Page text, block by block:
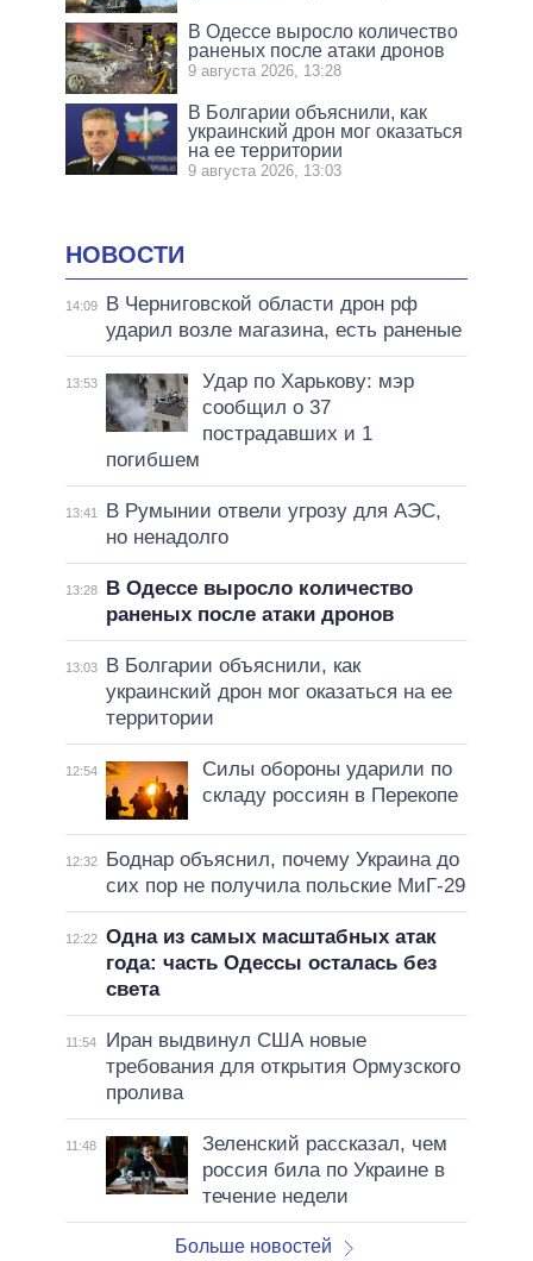
В Одессе выросло количество
раненых после атаки дронов
9 августа 2026, 13:28
В Болгарии объяснили, как
украинский дрон мог оказаться
на ее территории
9 августа 2026, 13:03
НОВОСТИ
14:09
В Черниговской области дрон рф
ударил возле магазина, есть раненые
13:53
Удар по Харькову: мэр
сообщил о 37
пострадавших и 1
погибшем
13:41
В Румынии отвели угрозу для АЭС,
но ненадолго
13:28
В Одессе выросло количество
раненых после атаки дронов
13:03
В Болгарии объяснили, как
украинский дрон мог оказаться на ее
территории
12:54
Силы обороны ударили по
складу россиян в Перекопе
12:32
Боднар объяснил, почему Украина до
сих пор не получила польские МиГ-29
12:22 Одна из самых масштабных атак
года: часть Одессы осталась без
света
11:54
Иран выдвинул США новые
требования для открытия Ормузского
пролива
11:48
Зеленский рассказал, чем
россия била по Украине в
течение недели
Больше новостей